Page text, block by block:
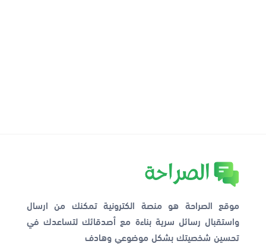
موقع الصراحة هو منصة الكترونية تمكنك من ارسال
واستقبال رسائل سرية بناءة مع أصدقائك لتساعدك في
تحسين شخصيتك بشكل موضوعي وهادف